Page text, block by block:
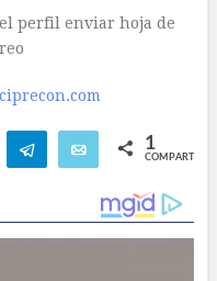
perfil enviar hoja de
Telegram Email 1
COMPARTIR